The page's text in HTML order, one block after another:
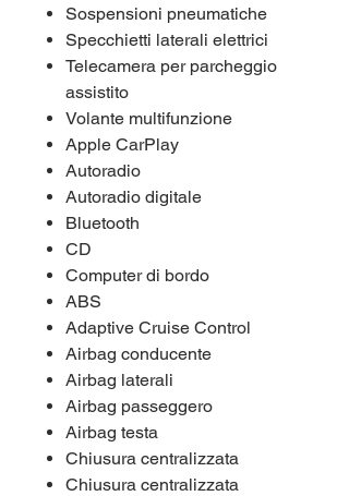
Sospensioni pneumatiche
Specchietti laterali elettrici
Telecamera per parcheggio
assistito
Volante multifunzione
Apple CarPlay
Autoradio
Autoradio digitale
Bluetooth
CD
Computer di bordo
ABS
Adaptive Cruise Control
Airbag conducente
Airbag laterali
Airbag passeggero
Airbag testa
Chiusura centralizzata
Chiusura centralizzata